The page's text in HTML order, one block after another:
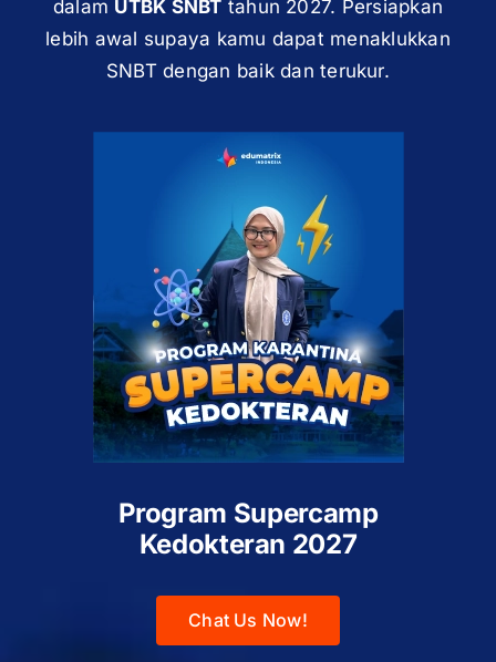
dalam UTBK SNBT tahun 2027. Persiapkan
lebih awal supaya kamu dapat menaklukkan
SNBT dengan baik dan terukur.
Program Supercamp
Kedokteran 2027
Chat Us Now!